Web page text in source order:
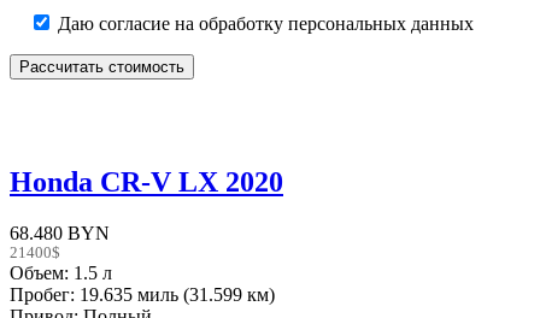
Даю согласие на обработку персональных данных
Honda CR-V LX 2020
68.480 BYN
21400$
Объем: 1.5 л
Пробег: 19.635 миль (31.599 км)